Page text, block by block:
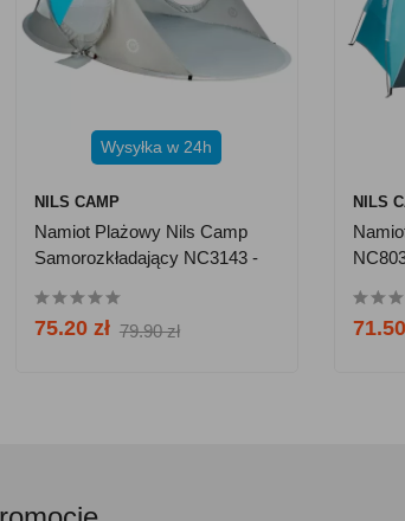
Wysyłka w 24h
NILS CAMP
Namiot Plażowy Nils Camp
Samorozkładający NC3143 -
75.20 zł 79.90 zł
NILS